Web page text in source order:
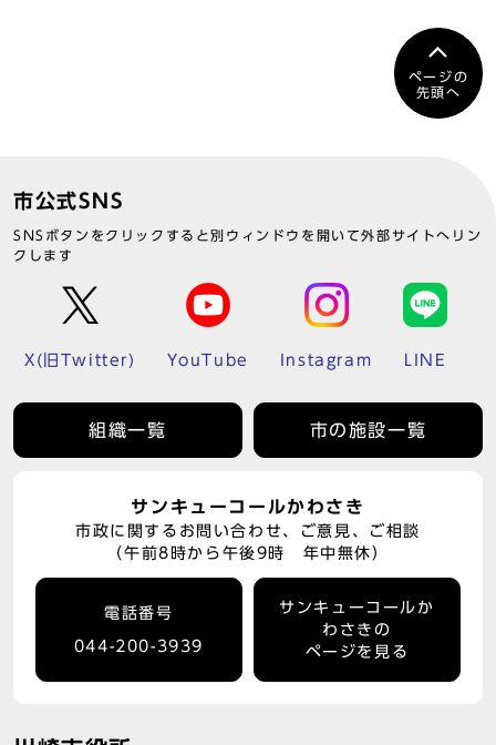
ページの
先頭へ
市公式SNS
SNSボタンをクリックすると別ウィンドウを開いて外部サイトへリン
クします
X(旧Twitter) YouTube Instagram LINE
組織一覧 市の施設一覧
サンキューコールかわさき
市政に関するお問い合わせ、ご意見、ご相談
（午前8時から午後9時 年中無休）
電話番号
044-200-3939
サンキューコールか
わさきの
ページを見る